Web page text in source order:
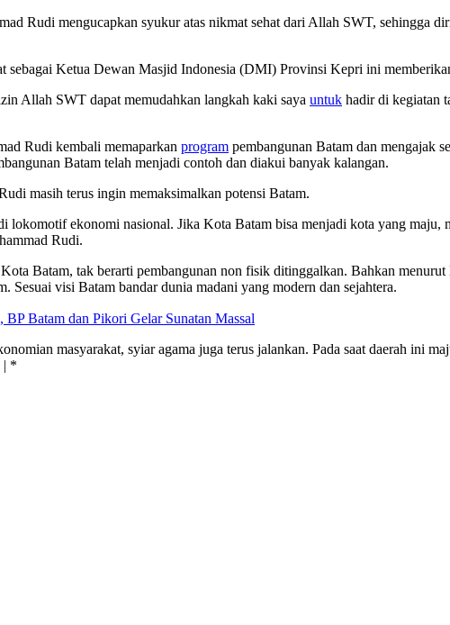
Rudi mengucapkan syukur atas nikmat sehat dari Allah SWT, sehingga
sebagai Ketua Dewan Masjid Indonesia (DMI) Provinsi Kepri ini
Allah SWT dapat memudahkan langkah kaki saya untuk hadir di kegiatan
Rudi kembali memaparkan program pembangunan Batam dan mengajak
Batam telah menjadi contoh dan diakui banyak kalangan.
masih terus ingin memaksimalkan potensi Batam.
lokomotif ekonomi nasional. Jika Kota Batam bisa menjadi kota yang maju,
Rudi.
Batam, tak berarti pembangunan non fisik ditinggalkan. Bahkan
Sesuai visi Batam bandar dunia madani yang modern dan sejahtera.
Batam dan Pikori Gelar Sunatan Massal
masyarakat, syiar agama juga terus jalankan. Pada saat daerah ini
| *